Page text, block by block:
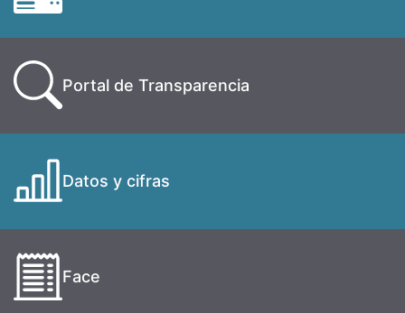
Portal de Transparencia
Datos y cifras
Face